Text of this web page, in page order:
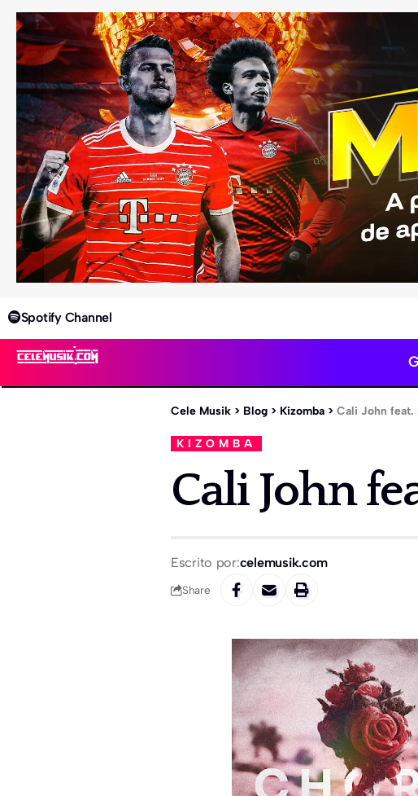
Spotify Channel
Cele Musik > Blog > Kizomba > Cali John feat.
KIZOMBA
Cali John
Escrito por:celemusik.com
Share